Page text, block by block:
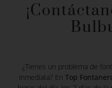
¿Tienes un problema de
inmediata? En Top